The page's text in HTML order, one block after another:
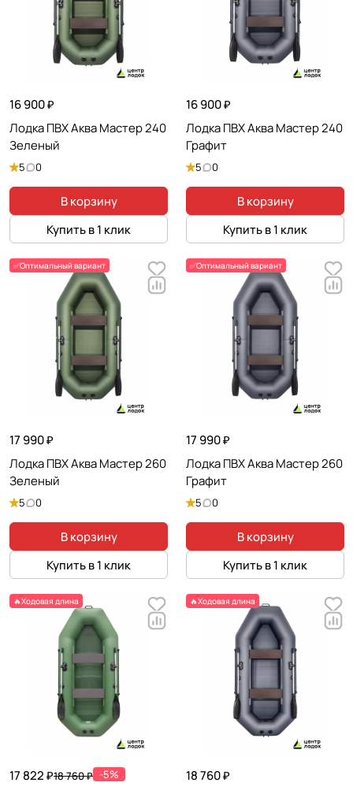
16 900 ₽
Лодка ПВХ Аква Мастер 240
Зеленый
5 0
В корзину
Купить в 1 клик
16 900 ₽
Лодка ПВХ Аква Мастер 240
Графит
5 0
В корзину
Купить в 1 клик
✅Оптимальный вариант
17 990 ₽
Лодка ПВХ Аква Мастер 260
Зеленый
5 0
В корзину
Купить в 1 клик
✅Оптимальный вариант
17 990 ₽
Лодка ПВХ Аква Мастер 260
Графит
5 0
В корзину
Купить в 1 клик
🔥Ходовая длина
17 822 ₽18 760 ₽ -5%
🔥Ходовая длина
18 760 ₽